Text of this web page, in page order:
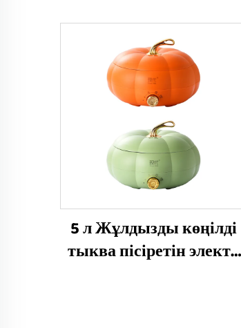
5 л Жұлдызды көңілді
тыква пісіретін электр